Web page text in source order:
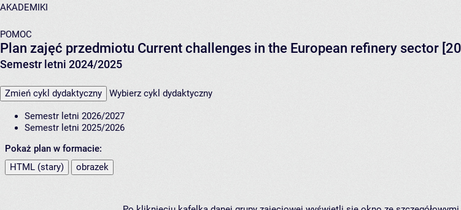
AKADEMIKI
POMOC
Plan zajęć przedmiotu Current challenges in the European refinery sector
Semestr letni 2024/2025
Zmień cykl dydaktyczny Wybierz cykl dydaktyczny
Semestr letni 2026/2027
Semestr letni 2025/2026
Pokaż plan w formacie:
HTML (stary)
obrazek